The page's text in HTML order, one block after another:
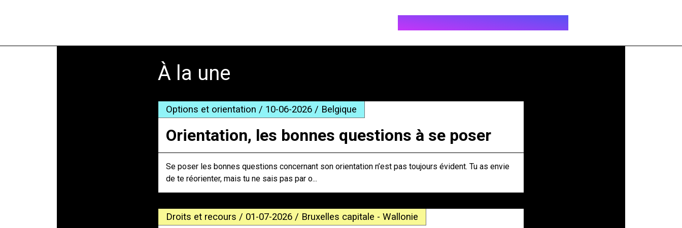
À la une
Options et orientation / 10-06-2026 / Belgique
Orientation, les bonnes questions à se poser
Se poser les bonnes questions concernant son orientation n’est pas toujours évident. Tu as envie
de te réorienter, mais tu ne sais pas par o...
Droits et recours / 01-07-2026 / Bruxelles capitale - Wallonie